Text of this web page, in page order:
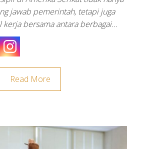
jawab pemerintah, tetapi juga
kerja bersama antara berbagai…
Read More